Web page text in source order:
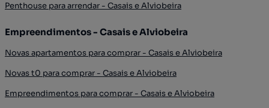
Penthouse para arrendar - Casais e Alviobeira
Empreendimentos - Casais e Alviobeira
Novas apartamentos para comprar - Casais e Alviobeira
Novas t0 para comprar - Casais e Alviobeira
Empreendimentos para comprar - Casais e Alviobeira